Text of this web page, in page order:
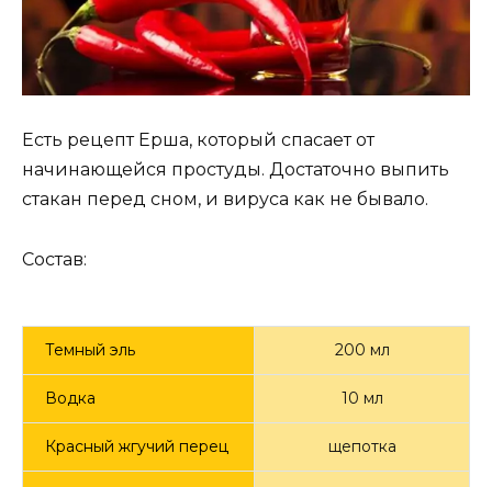
Есть рецепт Ерша, который спасает от
начинающейся простуды. Достаточно выпить
стакан перед сном, и вируса как не бывало.
Состав:
Темный эль 200 мл
Водка 10 мл
Красный жгучий перец щепотка